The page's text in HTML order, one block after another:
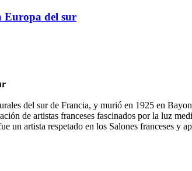
Europa del sur
del sur de Francia, y murió en 1925 en
de artistas franceses fascinados por la luz
artista respetado en los Salones franceses y